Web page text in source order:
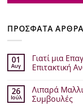
ΠΡΟΣΦΑΤΑ ΑΡΘΡΑ
01
Αυγ
Γιατί μια
Επιτακτική
σχόλια
στο
Γιατί
26
Ιούλ
Λιπαρά
Συμβουλές